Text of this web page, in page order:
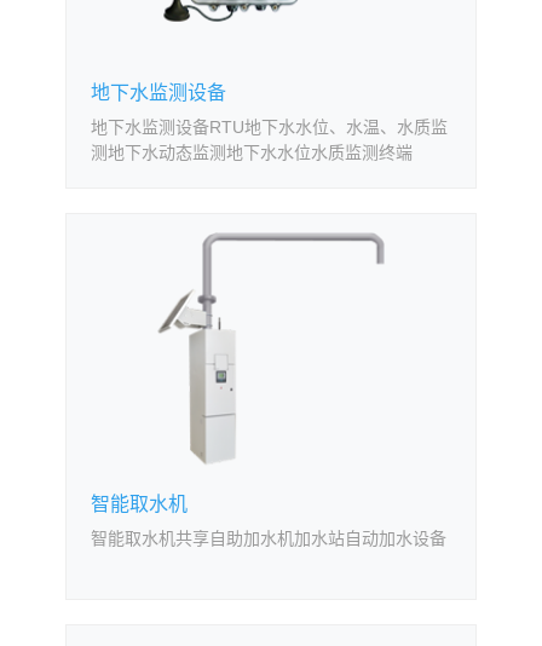
地下水监测设备
地下水监测设备RTU地下水水位、水温、水质监
测地下水动态监测地下水水位水质监测终端
智能取水机
智能取水机共享自助加水机加水站自动加水设备